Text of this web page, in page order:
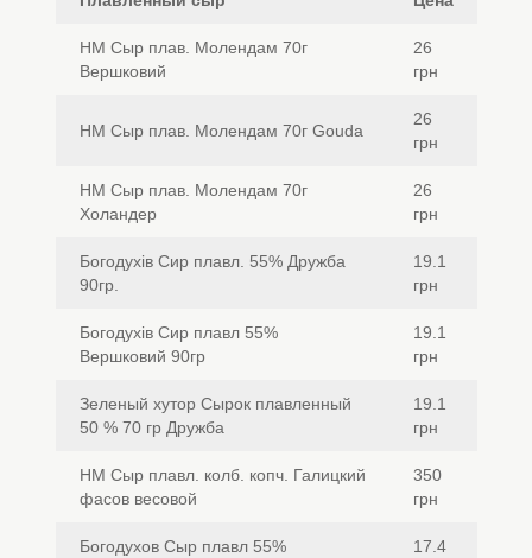
НМ Сыр плав. Молендам 70г
Вершковий
26
грн
НМ Сыр плав. Молендам 70г Gouda
26
грн
НМ Сыр плав. Молендам 70г
Холандер
26
грн
Богодухів Сир плавл. 55% Дружба
90гр.
19.1
грн
Богодухів Сир плавл 55%
Вершковий 90гр
19.1
грн
Зеленый хутор Сырок плавленный
50 % 70 гр Дружба
19.1
грн
НМ Сыр плавл. колб. копч. Галицкий
фасов весовой
350
грн
Богодухов Сыр плавл 55%
17.4